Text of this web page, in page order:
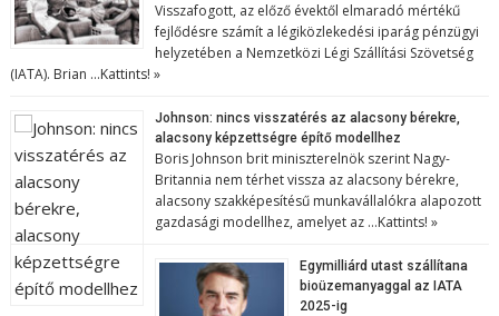
Visszafogott, az előző évektől elmaradó mértékű
fejlődésre számít a légiközlekedési iparág pénzügyi
helyzetében a Nemzetközi Légi Szállítási Szövetség
(IATA). Brian …Kattints! »
Johnson: nincs visszatérés az alacsony bérekre,
alacsony képzettségre építő modellhez
Boris Johnson brit miniszterelnök szerint Nagy-
Britannia nem térhet vissza az alacsony bérekre,
alacsony szakképesítésű munkavállalókra alapozott
gazdasági modellhez, amelyet az …Kattints! »
Egymilliárd utast szállítana
bioüzemanyaggal az IATA
2025-ig